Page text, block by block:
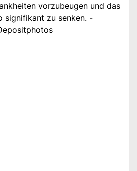
vorzubeugen und das
signifikant zu senken. -